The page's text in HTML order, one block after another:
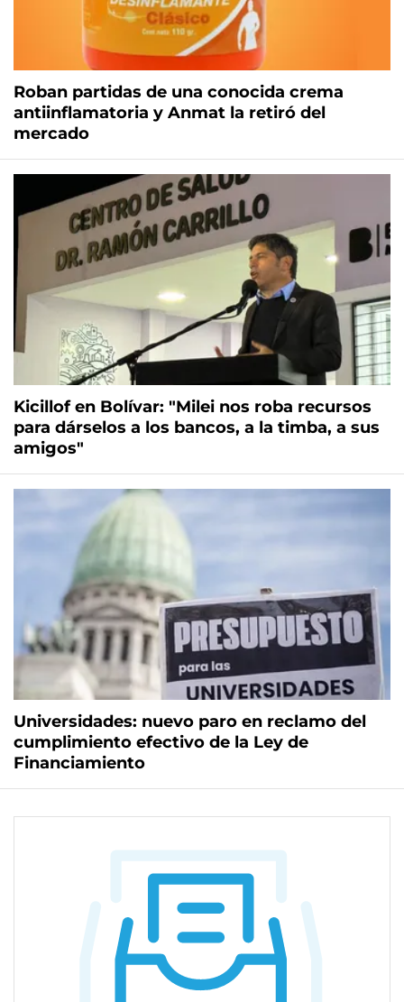
Roban partidas de una conocida crema
antiinflamatoria y Anmat la retiró del
mercado
Kicillof en Bolívar: "Milei nos roba recursos
para dárselos a los bancos, a la timba, a sus
amigos"
Universidades: nuevo paro en reclamo del
cumplimiento efectivo de la Ley de
Financiamiento